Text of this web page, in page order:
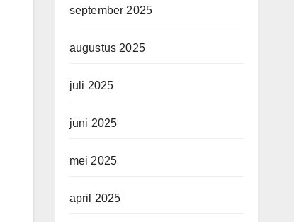
september 2025
augustus 2025
juli 2025
juni 2025
mei 2025
april 2025